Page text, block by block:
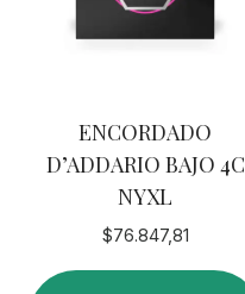
ENCORDADO
D’ADDARIO BAJO 4C
NYXL
$76.847,81